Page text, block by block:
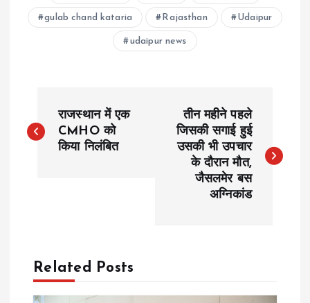
gulab chand kataria Rajasthan Udaipur
udaipur news
o
a
राजस्थान में एक
CMHO को
किया निलंबित
तीन महीने पहले
जिसकी सगाई हुई
उसकी भी उपचार
के दौरान मौत,
जैसलमेर बस
अग्निकांड
Related Posts